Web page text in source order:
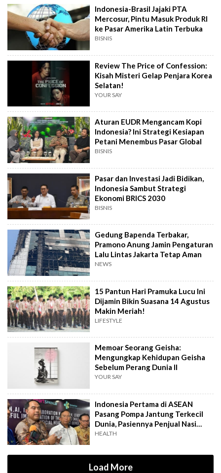
Indonesia-Brasil Jajaki PTA
Mercosur, Pintu Masuk Produk RI
ke Pasar Amerika Latin Terbuka
BISNIS
Review The Price of Confession:
Kisah Misteri Gelap Penjara Korea
Selatan!
YOUR SAY
Aturan EUDR Mengancam Kopi
Indonesia? Ini Strategi Kesiapan
Petani Menembus Pasar Global
BISNIS
Pasar dan Investasi Jadi Bidikan,
Indonesia Sambut Strategi
Ekonomi BRICS 2030
BISNIS
Gedung Bapenda Terbakar,
Pramono Anung Jamin Pengaturan
Lalu Lintas Jakarta Tetap Aman
NEWS
15 Pantun Hari Pramuka Lucu Ini
Dijamin Bikin Suasana 14 Agustus
Makin Meriah!
LIFESTYLE
Memoar Seorang Geisha:
Mengungkap Kehidupan Geisha
Sebelum Perang Dunia II
YOUR SAY
Indonesia Pertama di ASEAN
Pasang Pompa Jantung Terkecil
Dunia, Pasiennya Penjual Nasi
Uduk
HEALTH
Load More